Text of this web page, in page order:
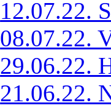
12.07.22.
08.07.22.
29.06.22.
21.06.22.